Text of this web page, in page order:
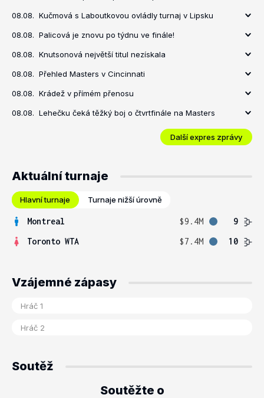
08.08. Kučmová s Laboutkovou ovládly turnaj v Lipsku
08.08. Palicová je znovu po týdnu ve finále!
08.08. Knutsonová největší titul nezískala
08.08. Přehled Masters v Cincinnati
08.08. Krádež v přímém přenosu
08.08. Lehečku čeká těžký boj o čtvrtfinále na Masters
Další expres zprávy
Aktuální turnaje
Hlavní turnaje Turnaje nižší úrovně
Montreal $9.4M
9
Toronto WTA
$7.4M 10
Vzájemné zápasy
Soutěž
Soutěžte o